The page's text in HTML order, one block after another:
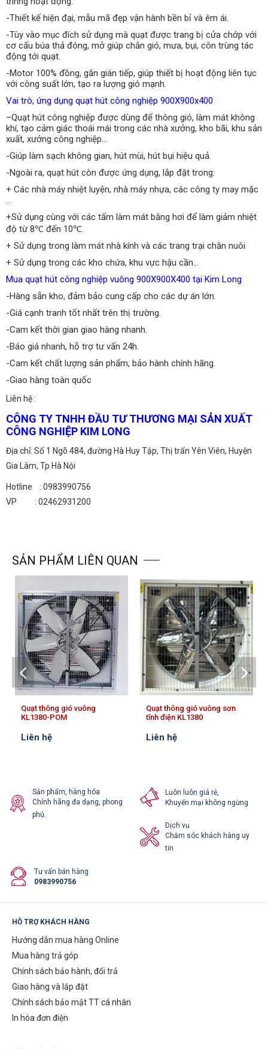
-Thiết kế hiện đại, mẫu mã đẹp vận hành bền bỉ và êm ái.
-Tùy vào mục đích sử dụng mà quạt được trang bị cửa chớp với
cơ cấu búa thả đóng, mở giúp chắn gió, mưa, bụi, côn trùng tác
động tới quạt.
-Motor 100% đồng, gắn gián tiếp, giúp thiết bị hoạt động liên tục
với công suất lớn, tạo ra lượng gió mạnh.
Vai trò, ứng dụng quạt hút công nghiệp 900X900x400
–Quạt hút công nghiệp được dùng để thông gió, làm mát không
khí, tạo cảm giác thoái mái trong các nhà xưởng, kho bãi, khu sản
xuất, xưởng công nghiệp…
-Giúp làm sạch không gian, hút mùi, hút bụi hiệu quả.
-Ngoài ra, quạt hút còn được ứng dụng, lắp đặt trong:
+ Các nhà máy nhiệt luyện, nhà máy nhựa, các công ty may mặc
…
+Sử dụng cùng với các tấm làm mát bằng hơi để làm giảm nhiệt
độ từ 8℃ đến 10℃.
+ Sử dụng trong làm mát nhà kính và các trang trại chăn nuôi
+ Sử dụng trong các kho chứa, khu vực hậu cần…
Mua quạt hút công nghiệp vuông 900X900X400 tại Kim Long
-Hàng sẵn kho, đảm bảo cung cấp cho các dự án lớn.
-Giá cạnh tranh tốt nhất trên thị trường.
-Cam kết thời gian giao hàng nhanh.
-Báo giá nhanh, hỗ trợ tư vấn 24h.
-Cam kết chất lượng sản phẩm, bảo hành chính hãng.
-Giao hàng toàn quốc
Liên hệ :
CÔNG TY TNHH ĐẦU TƯ THƯƠNG MẠI SẢN XUẤT
CÔNG NGHIỆP KIM LONG
Địa chỉ: Số 1 Ngõ 484, đường Hà Huy Tập, Thị trấn Yên Viên, Huyện
Gia Lâm, Tp Hà Nội
Hotline : 0983990756
VP : 02462931200
SẢN PHẨM LIÊN QUAN
Quạt thông gió vuông
KL1380-POM
Liên hệ
Quạt thông gió vuông sơn
tĩnh điện KL1380
Liên hệ
Sản phẩm, hàng hóa
Chính hãng đa dạng, phong
phú.
Luôn luôn giá rẻ,
Khuyến mại không ngừng
Dịch vụ
Chăm sóc khách hàng uy
tin
Tư vấn bán hàng
0983990756
HỖ TRỢ KHÁCH HÀNG
Hướng dẫn mua hàng Online
Mua hàng trả góp
Chính sách bảo hành, đổi trả
Giao hàng và lắp đặt
Chính sách bảo mật TT cá nhân
In hóa đơn điện